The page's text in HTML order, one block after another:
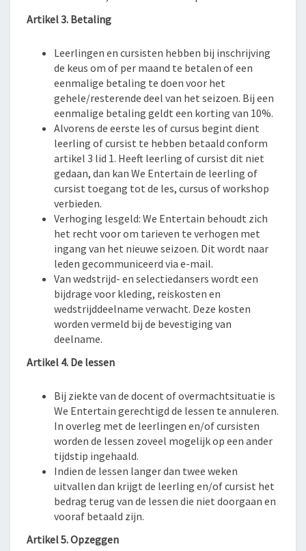
Artikel 3. Betaling
Leerlingen en cursisten hebben bij inschrijving
de keus om of per maand te betalen of een
eenmalige betaling te doen voor het
gehele/resterende deel van het seizoen. Bij een
eenmalige betaling geldt een korting van 10%.
Alvorens de eerste les of cursus begint dient
leerling of cursist te hebben betaald conform
artikel 3 lid 1. Heeft leerling of cursist dit niet
gedaan, dan kan We Entertain de leerling of
cursist toegang tot de les, cursus of workshop
verbieden.
Verhoging lesgeld: We Entertain behoudt zich
het recht voor om tarieven te verhogen met
ingang van het nieuwe seizoen. Dit wordt naar
leden gecommuniceerd via e-mail.
Van wedstrijd- en selectiedansers wordt een
bijdrage voor kleding, reiskosten en
wedstrijddeelname verwacht. Deze kosten
worden vermeld bij de bevestiging van
deelname.
Artikel 4. De lessen
Bij ziekte van de docent of overmachtsituatie is
We Entertain gerechtigd de lessen te annuleren.
In overleg met de leerlingen en/of cursisten
worden de lessen zoveel mogelijk op een ander
tijdstip ingehaald.
Indien de lessen langer dan twee weken
uitvallen dan krijgt de leerling en/of cursist het
bedrag terug van de lessen die niet doorgaan en
vooraf betaald zijn.
Artikel 5. Opzeggen